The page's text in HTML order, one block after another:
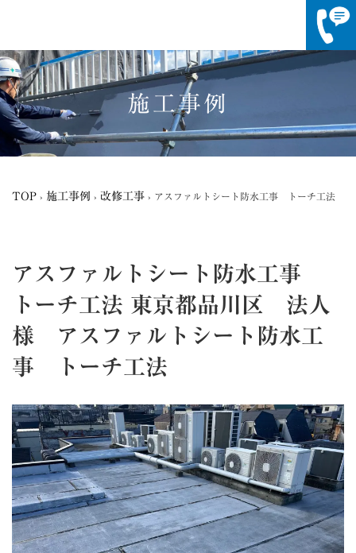
コ
ン
テ
ン
ツ
ス
ナ
ビ
ゲ
ー
シ
ン
施工事例
TOP › 施工事例 › 改修工事 › アスファルトシート防水工事 トーチ工法
アスファルトシート防水工事
トーチ工法 東京都品川区 法人
様 アスファルトシート防水工
事 トーチ工法